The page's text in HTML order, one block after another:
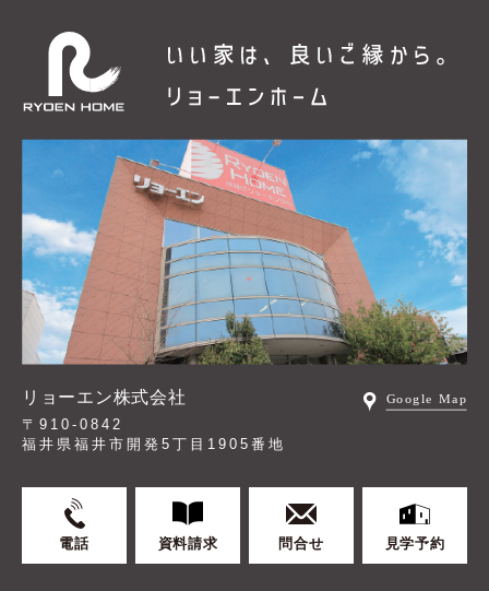
リョーエン株式会社
〒910-0842
福井県福井市開発5丁目1905番地
電話 資料請求 問合せ 見学予約